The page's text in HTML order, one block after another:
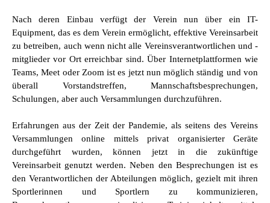
Nach deren Einbau verfügt der Verein nun über ein IT-
Equipment, das es dem Verein ermöglicht, effektive Vereinsarbeit
zu betreiben, auch wenn nicht alle Vereinsverantwortlichen und -
mitglieder vor Ort erreichbar sind. Über Internetplattformen wie
Teams, Meet oder Zoom ist es jetzt nun möglich ständig und von
überall Vorstandstreffen, Mannschaftsbesprechungen,
Schulungen, aber auch Versammlungen durchzuführen.
Erfahrungen aus der Zeit der Pandemie, als seitens des Vereins
Versammlungen online mittels privat organisierter Geräte
durchgeführt wurden, können jetzt in die zukünftige
Vereinsarbeit genutzt werden. Neben den Besprechungen ist es
den Verantwortlichen der Abteilungen möglich, gezielt mit ihren
Sportlerinnen und Sportlern zu kommunizieren,